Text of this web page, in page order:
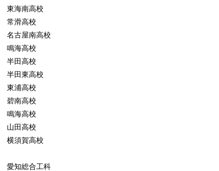
東海南高校
常滑高校
名古屋南高校
鳴海高校
半田高校
半田東高校
東浦高校
碧南高校
鳴海高校
山田高校
横須賀高校
愛知総合工科